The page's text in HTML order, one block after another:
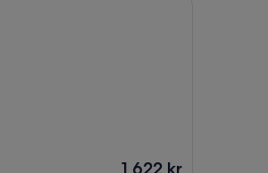
Priset
1 622 kr